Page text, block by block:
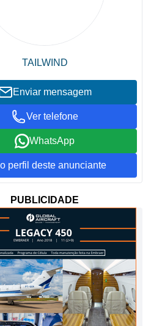
TAILWIND
Enviar mensagem
Ver telefone
WhatsApp
perfil deste anunciante
PUBLICIDADE